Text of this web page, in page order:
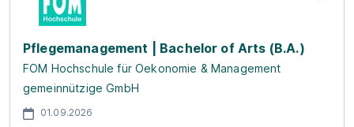
Pflegemanagement | Bachelor of Arts (B.A.)
FOM Hochschule für Oekonomie & Management
gemeinnützige GmbH
01.09.2026